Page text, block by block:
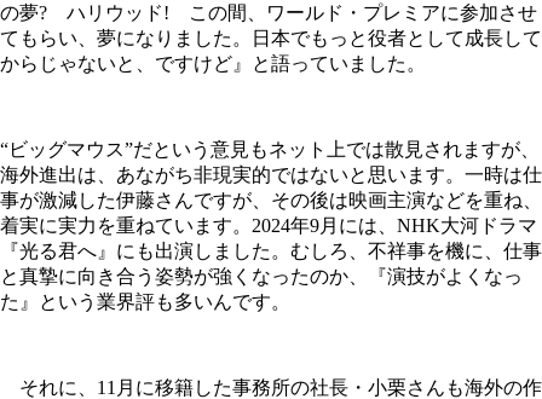
の夢? ハリウッド! この間、ワールド・プレミアに参加させ
てもらい、夢になりました。日本でもっと役者として成長して
からじゃないと、ですけど』と語っていました。
“ビッグマウス”だという意見もネット上では散見されますが、
海外進出は、あながち非現実的ではないと思います。一時は仕
事が激減した伊藤さんですが、その後は映画主演などを重ね、
着実に実力を重ねています。2024年9月には、NHK大河ドラマ
『光る君へ』にも出演しました。むしろ、不祥事を機に、仕事
と真摯に向き合う姿勢が強くなったのか、『演技がよくなっ
た』という業界評も多いんです。
それに、11月に移籍した事務所の社長・小栗さんも海外の作